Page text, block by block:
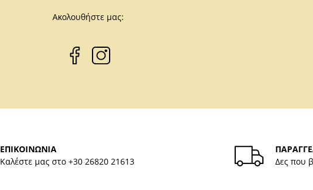
Ακολουθήστε μας:
ΕΠΙΚΟΙΝΩΝΙΑ
Καλέστε μας στο +30 26820 21613
Δες που